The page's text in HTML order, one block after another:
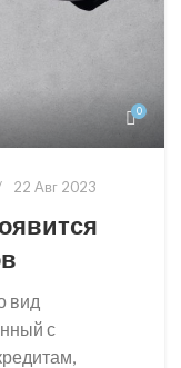
0
22 Авг 2023
вид
с